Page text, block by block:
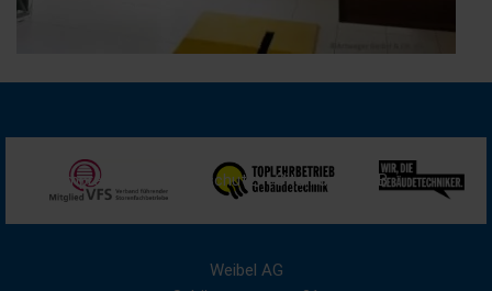
Impressum Datenschutz Sitemap AGB
Weibel AG